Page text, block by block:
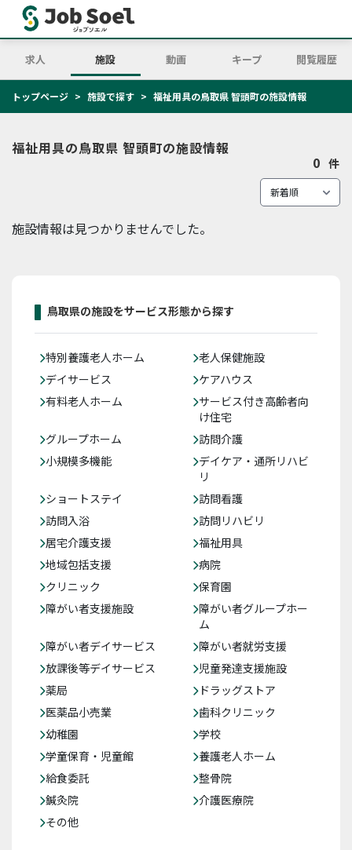
求人 施設 動画 キープ 閲覧履歴
トップページ 施設で探す 福祉用具の鳥取県 智頭町の施設情報
福祉用具の鳥取県 智頭町の施設情報
0 件
施設情報は見つかりませんでした。
鳥取県の施設をサービス形態から探す
特別養護老人ホーム
老人保健施設
デイサービス
ケアハウス
有料老人ホーム
サービス付き高齢者向
け住宅
グループホーム
訪問介護
小規模多機能
デイケア・通所リハビ
リ
ショートステイ
訪問看護
訪問入浴
訪問リハビリ
居宅介護支援
福祉用具
地域包括支援
病院
クリニック
保育園
障がい者支援施設
障がい者グループホー
ム
障がい者デイサービス
障がい者就労支援
放課後等デイサービス
児童発達支援施設
薬局
ドラッグストア
医薬品小売業
歯科クリニック
幼稚園
学校
学童保育・児童館
養護老人ホーム
給食委託
整骨院
鍼灸院
介護医療院
その他